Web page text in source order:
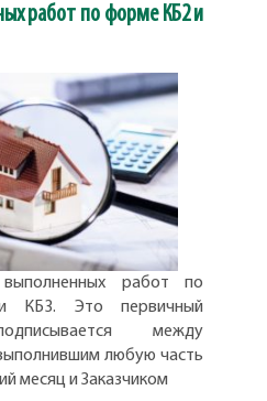
работ по форме КБ2 и
работ по
КБ3. Это первичный
между
любую часть
месяц и Заказчиком